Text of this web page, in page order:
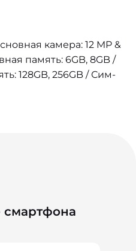
камера: 12 MP &
память: 6GB, 8GB /
128GB, 256GB / Сим-